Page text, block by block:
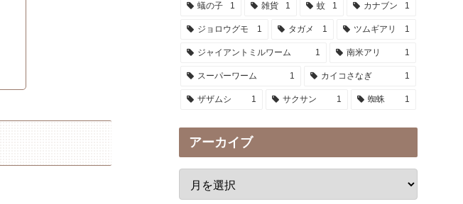
蟻の子 1 雑貨 1 蚊 1 カナブン 1
ジョロウグモ 1 タガメ 1 ツムギアリ 1
ジャイアントミルワーム 1 南米アリ 1
スーパーワーム 1 カイコさなぎ 1
ザザムシ 1 サクサン 1 蜘蛛 1
アーカイブ